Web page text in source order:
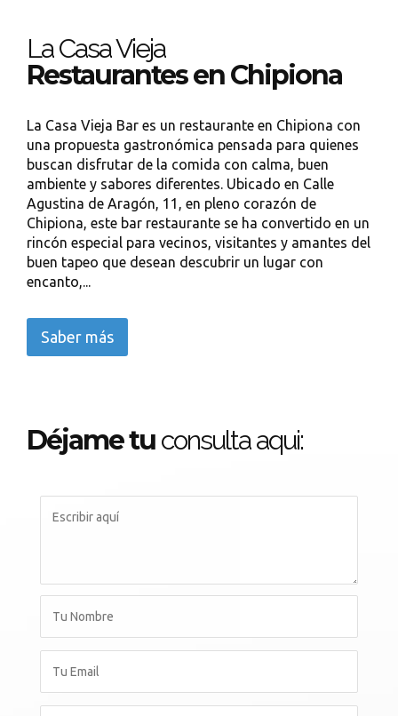
La Casa Vieja
Restaurantes en Chipiona
La Casa Vieja Bar es un restaurante en Chipiona con
una propuesta gastronómica pensada para quienes
buscan disfrutar de la comida con calma, buen
ambiente y sabores diferentes. Ubicado en Calle
Agustina de Aragón, 11, en pleno corazón de
Chipiona, este bar restaurante se ha convertido en un
rincón especial para vecinos, visitantes y amantes del
buen tapeo que desean descubrir un lugar con
encanto,...
Saber más
Déjame tu consulta aqui: